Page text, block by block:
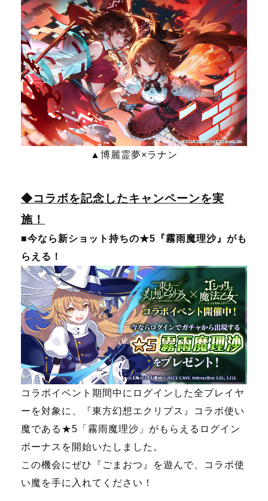
▲博麗霊夢×ラナン
◆コラボを記念したキャンペーンを実
施！
■今なら新ショット持ちの★5『霧雨魔理沙』がも
らえる！
コラボイベント期間中にログインした全プレイヤ
ーを対象に、『東方幻想エクリプス』コラボ使い
魔である★5「霧雨魔理沙」がもらえるログイン
ボーナスを開始いたしました。
この機会にぜひ『ごまおつ』を遊んで、コラボ使
い魔を手に入れてください！